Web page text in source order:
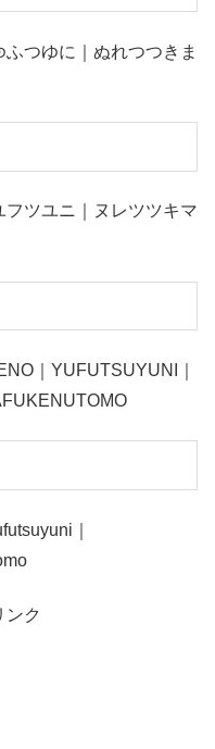
つゆに｜ぬれつつきま
ツユニ｜ヌレツツキマ
｜YUFUTSUYUNI｜
｜
ンク